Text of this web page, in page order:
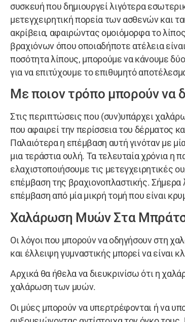
συσκευή που δημιουργεί λιγότερα
μετεγχειρητική πορεία των ασθενών και
ακρίβεια, αφαιρώντας ομοιόμορφα το
βραχιόνων όπου οποιαδήποτε ατέλεια
ποσότητα λίπους, μπορούμε να κάνουμε
για να επιτύχουμε το επιθυμητό
Με ποιον τρόπο μπορούν να
Στις περιπτώσεις που (συν)υπάρχει
που αφαιρεί την περίσσεια του δέρματος
Παλαιότερα η επέμβαση αυτή γινόταν με
μια τεράστια ουλή. Τα τελευταία χρόνια η
ελαχιστοποιήσουμε τις μετεγχειρητικές
επέμβαση της βραχιονοπλαστικής. Σήμερα
επέμβαση από μία μικρή τομή που είναι
Χαλάρωση Μυών Στα
Οι λόγοι που μπορούν να οδηγήσουν στη
και έλλειψη γυμναστικής μπορεί να είναι
Αρχικά θα ήθελα να διευκρινίσω ότι η
χαλάρωση των μυών.
Οι μύες μπορούν να υπερτρέφονται ή να